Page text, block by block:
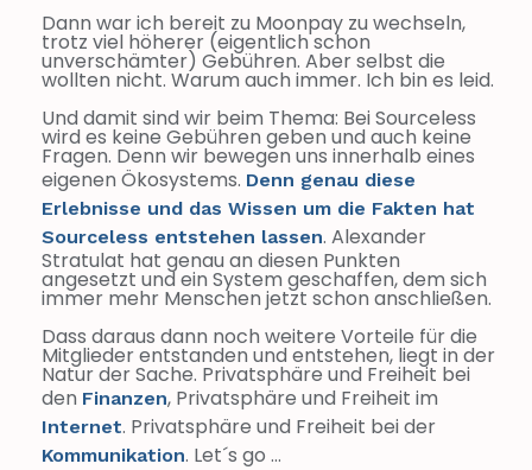
Dann war ich bereit zu Moonpay zu wechseln,
trotz viel höherer (eigentlich schon
unverschämter) Gebühren. Aber selbst die
wollten nicht. Warum auch immer. Ich bin es leid.
Und damit sind wir beim Thema: Bei Sourceless
wird es keine Gebühren geben und auch keine
Fragen. Denn wir bewegen uns innerhalb eines
eigenen Ökosystems. Denn genau diese
Erlebnisse und das Wissen um die Fakten hat
Sourceless entstehen lassen. Alexander
Stratulat hat genau an diesen Punkten
angesetzt und ein System geschaffen, dem sich
immer mehr Menschen jetzt schon anschließen.
Dass daraus dann noch weitere Vorteile für die
Mitglieder entstanden und entstehen, liegt in der
Natur der Sache. Privatsphäre und Freiheit bei
den Finanzen, Privatsphäre und Freiheit im
Internet. Privatsphäre und Freiheit bei der
Kommunikation. Let´s go …